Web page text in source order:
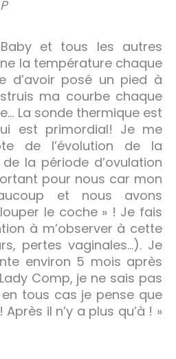
et tous les autres
la température chaque
d’avoir posé un pied à
ma courbe chaque
La sonde thermique est
est primordial! Je me
de l’évolution de la
la période d’ovulation
pour nous car mon
et nous avons
le coche » ! Je fais
à m’observer à cette
pertes vaginales…). Je
environ 5 mois après
Comp, je ne sais pas
tous cas je pense que
il n’y a plus qu’à ! »